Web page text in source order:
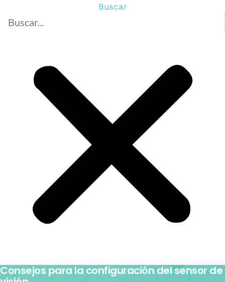
Buscar
Consejos para la configuración del sensor de